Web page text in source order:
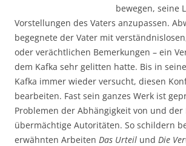
bewegen, seine
Vorstellungen des Vaters anzupassen.
begegnete der Vater mit
oder verächtlichen Bemerkungen – ein
dem Kafka sehr gelitten hatte. Bis in
Kafka immer wieder versucht, diesen
bearbeiten. Fast sein ganzes Werk ist
Problemen der Abhängigkeit von und der
übermächtige Autoritäten. So schildern
erwähnten Arbeiten Das Urteil und Die